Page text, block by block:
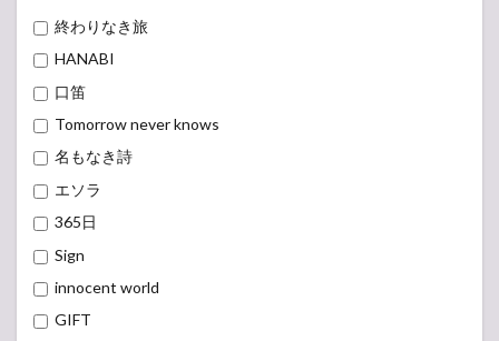
終わりなき旅
HANABI
口笛
Tomorrow never knows
名もなき詩
エソラ
365日
Sign
innocent world
GIFT